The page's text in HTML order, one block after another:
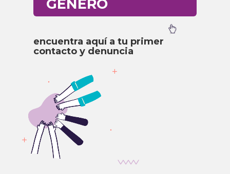
GÉNERO
encuentra aquí a tu primer
contacto y denuncia